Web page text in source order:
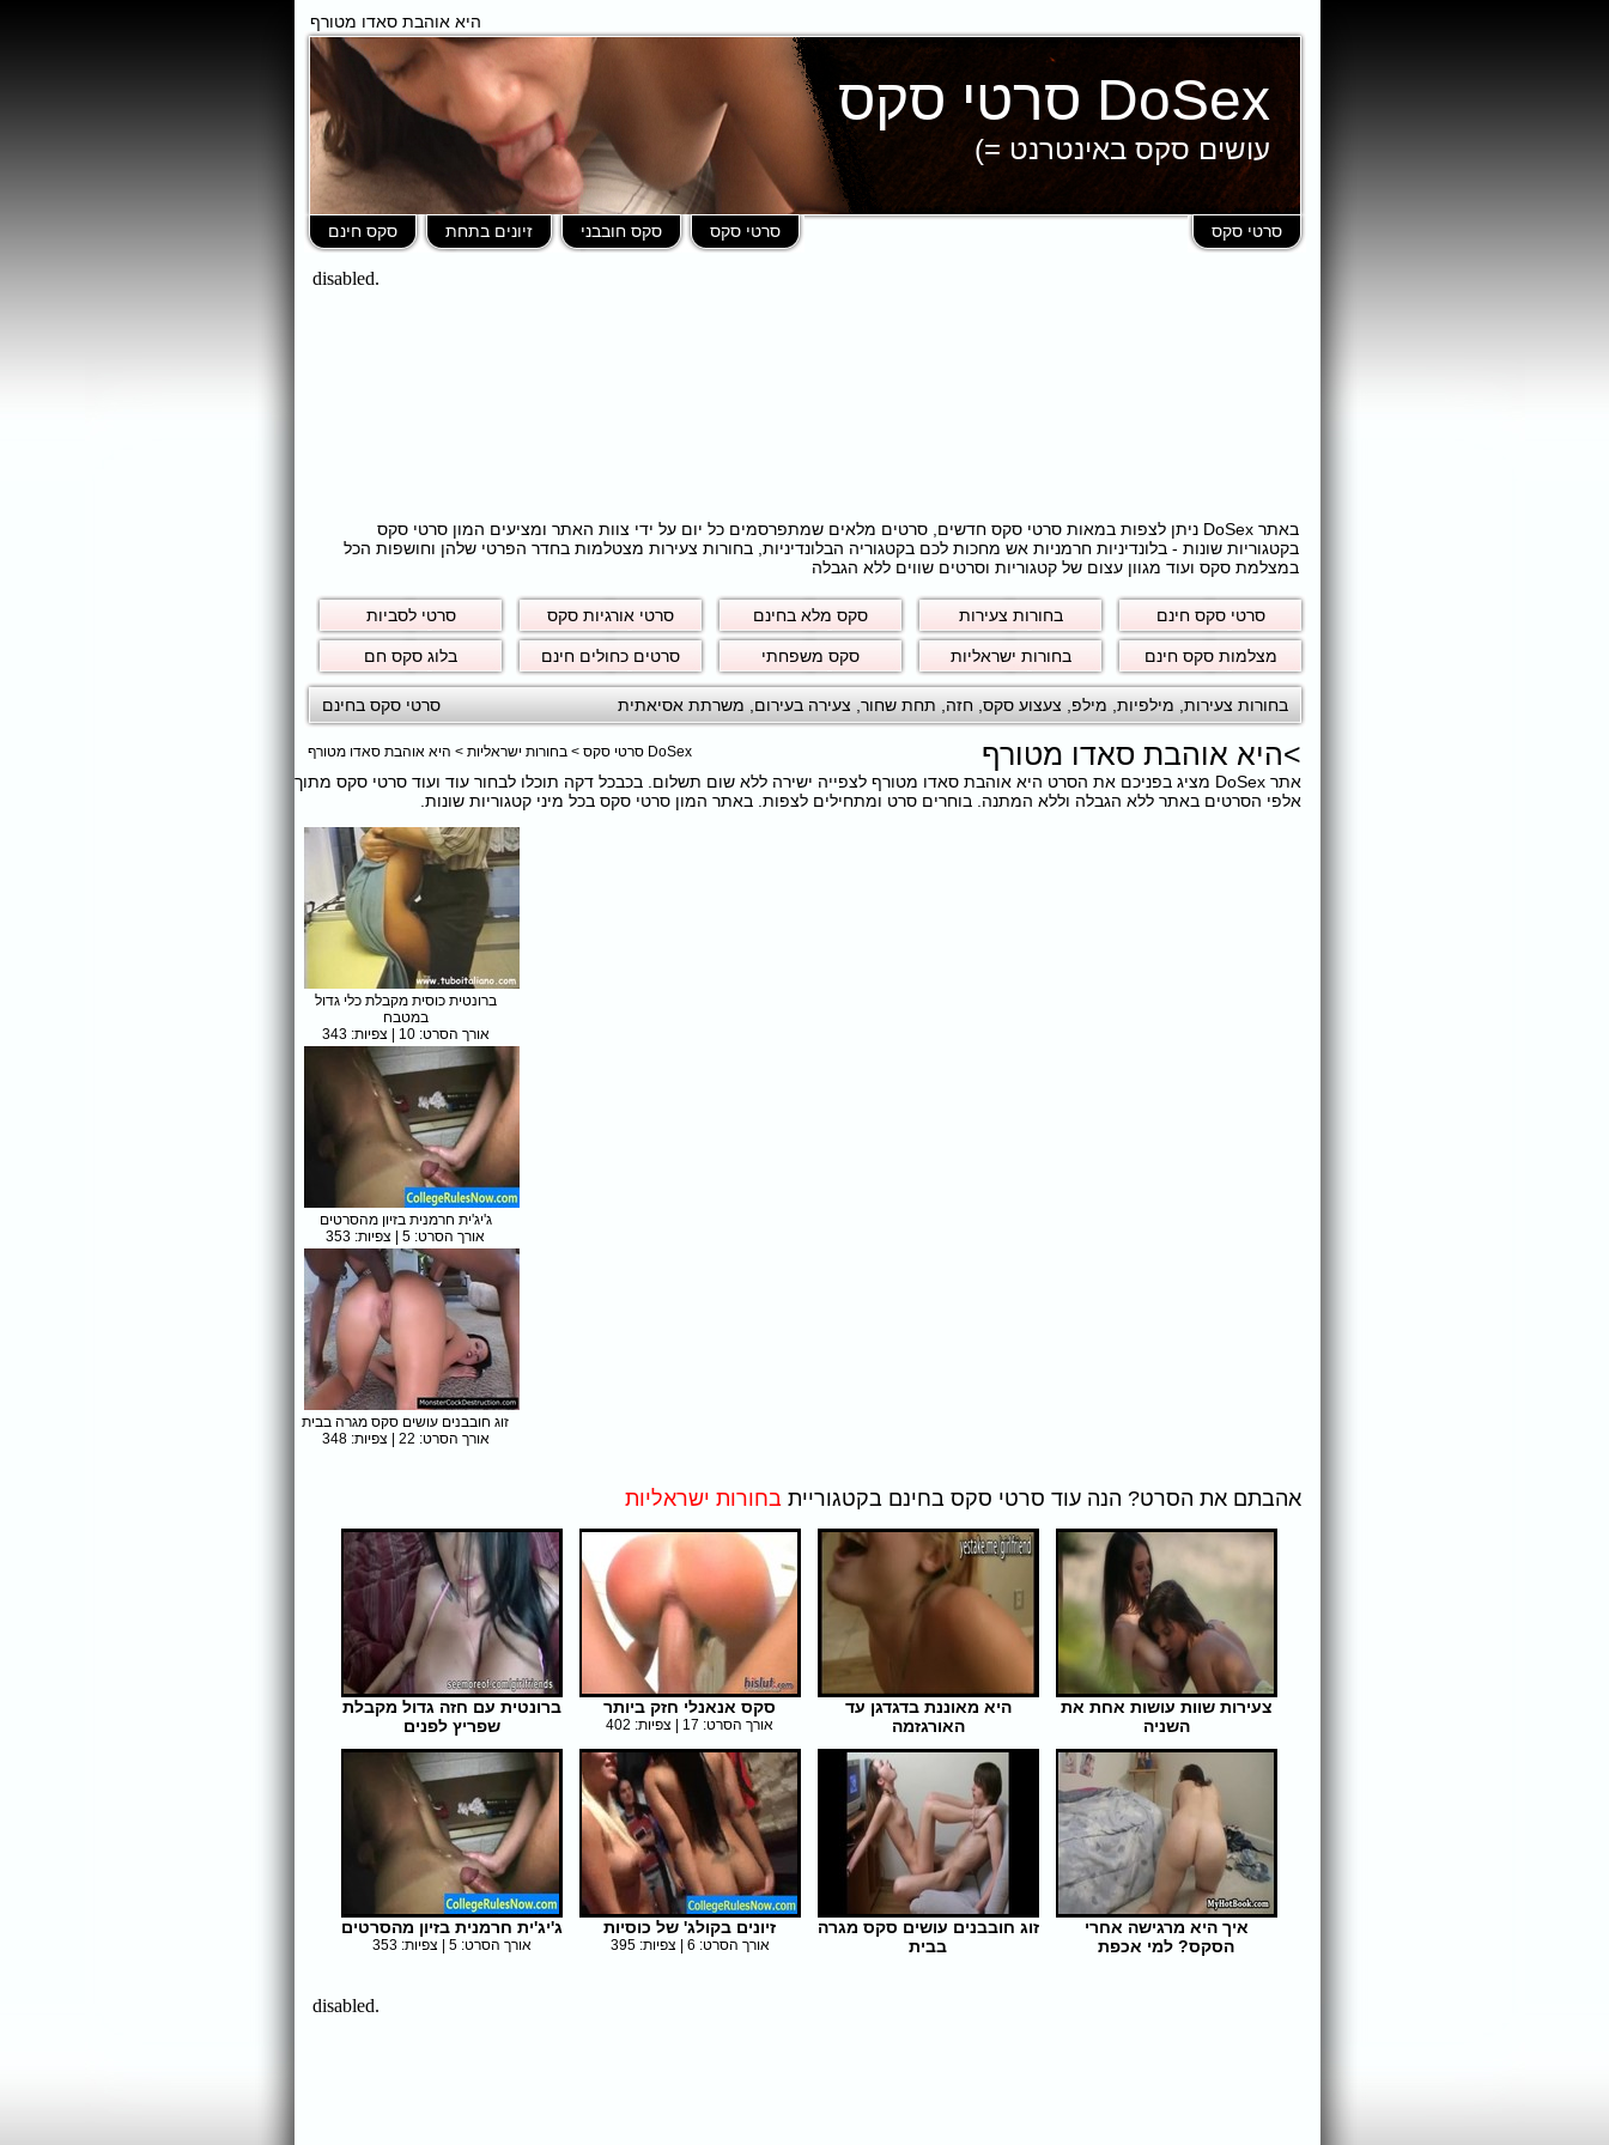
היא אוהבת סאדו מטורף
DoSex סרטי סקס
עושים סקס באינטרנט =)
סרטי סקס סקס חינם זיונים בתחת סקס חובבני סרטי סקס
באתר DoSex ניתן לצפות במאות סרטי סקס חדשים, סרטים מלאים שמתפרסמים כל יום על ידי צוות האתר ומציעים המון סרטי סקס
בקטגוריות שונות - בלונדיניות חרמניות אש מחכות לכם בקטגוריה הבלונדיניות, בחורות צעירות מצטלמות בחדר הפרטי שלהן וחושפות הכל
במצלמת סקס ועוד מגוון עצום של קטגוריות וסרטים שווים ללא הגבלה
סרטי סקס חינם בחורות צעירות סקס מלא בחינם סרטי אורגיות סקס סרטי לסביות
מצלמות סקס חינם בחורות ישראליות סקס משפחתי סרטים כחולים חינם בלוג סקס חם
סרטי סקס בחינם בחורות צעירות מילפיות מילפ צעצוע סקס ,חזה תחת שחור צעירה בעירום משרתת אסיאתית
>היא אוהבת סאדו מטורף DoSex סרטי סקס >בחורות ישראליות > היא אוהבת סאדו מטורף
אתר DoSex מציג בפניכם את הסרט היא אוהבת סאדו מטורף לצפייה ישירה ללא שום תשלום. בכבכל דקה תוכלו לבחור עוד ועוד סרטי סקס מתוך
אלפי הסרטים באתר ללא הגבלה וללא המתנה. בוחרים סרט ומתחילים לצפות. באתר המון סרטי סקס בכל מיני קטגוריות שונות.
ברונטית כוסית מקבלת כלי גדול
במטבח
אורך הסרט: 10 | צפיות: 343
ג'יג'ית חרמנית בזיון מהסרטים
אורך הסרט: 5 | צפיות: 353
זוג חובבנים עושים סקס מגרה בבית
אורך הסרט: 22 | צפיות: 348
‎אהבתם את הסרט? הנה עוד סרטי סקס בחינם בקטגוריית בחורות ישראליות
צעירות שוות עושות אחת את
השניה
היא מאוננת בדגדגן עד
האורגזמה
סקס אנאנלי חזק ביותר
אורך הסרט: 17 | צפיות: 402
ברונטית עם חזה גדול מקבלת
שפריץ לפנים
איך היא מרגישה אחרי
הסקס? למי אכפת
זוג חובבנים עושים סקס מגרה
בבית
זיונים בקולג' של כוסיות
אורך הסרט: 6 | צפיות: 395
ג'יג'ית חרמנית בזיון מהסרטים
אורך הסרט: 5 | צפיות: 353